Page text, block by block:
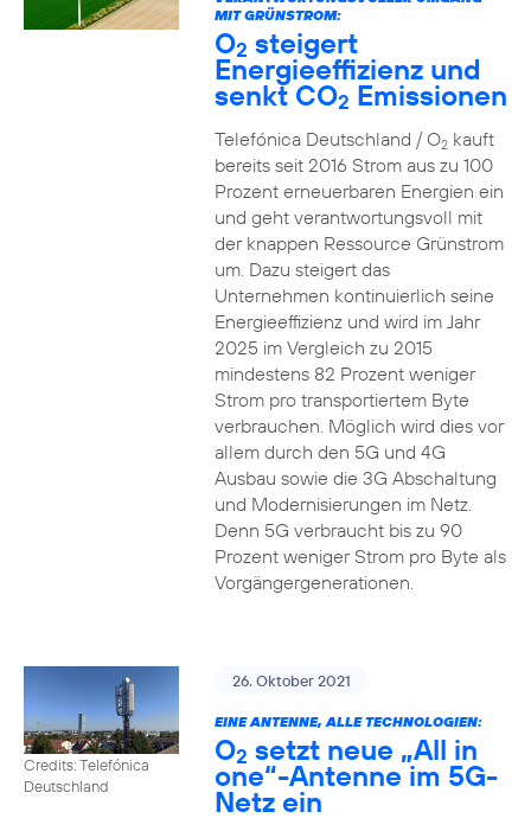
MIT GRÜNSTROM:
O2 steigert
Energieeffizienz und
senkt CO2 Emissionen
Telefónica Deutschland / O2kauft
bereits seit 2016 Strom aus zu 100
Prozent erneuerbaren Energien ein
und geht verantwortungsvoll mit
der knappen Ressource Grünstrom
um. Dazu steigert das
Unternehmen kontinuierlich seine
Energieeffizienz und wird im Jahr
2025 im Vergleich zu 2015
mindestens 82 Prozent weniger
Strom pro transportiertem Byte
verbrauchen. Möglich wird dies vor
allem durch den 5G und 4G
Ausbau sowie die 3G Abschaltung
und Modernisierungen im Netz.
Denn 5G verbraucht bis zu 90
Prozent weniger Strom pro Byte als
Vorgängergenerationen.
Credits: Telefónica
Deutschland
26. Oktober 2021
EINE ANTENNE, ALLE TECHNOLOGIEN:
O2 setzt neue „All in
one“-Antenne im 5G-
Netz ein